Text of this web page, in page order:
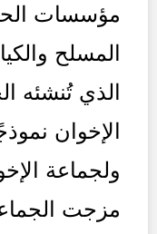
مؤسسات
المسلح
الذي تُنشئه
الإخوان
ولجماعة
مزجت